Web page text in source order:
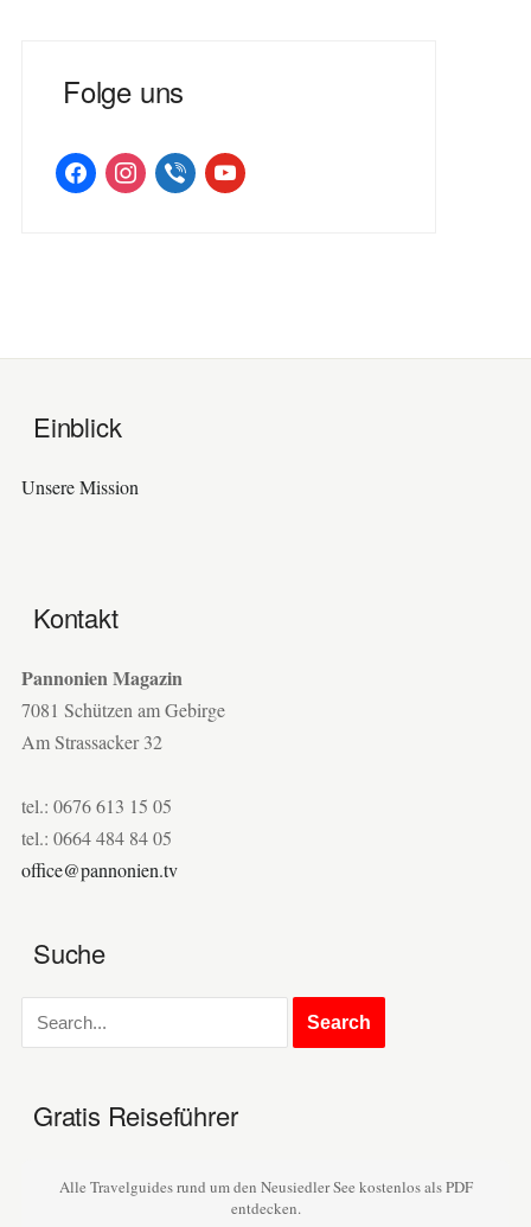
Folge uns
facebookinstagramviber youtube
Einblick
Unsere Mission
Kontakt
Pannonien Magazin
7081 Schützen am Gebirge
Am Strassacker 32
tel.: 0676 613 15 05
tel.: 0664 484 84 05
office@pannonien.tv
Suche
Gratis Reiseführer
Alle Travelguides rund um den Neusiedler See kostenlos als PDF
entdecken.